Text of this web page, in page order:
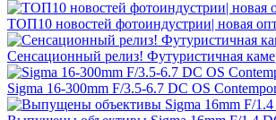
ТОП10 новостей фотоиндустрии| новая
Сенсационный релиз! Футуристичная
Sigma 16-300mm F/3.5-6.7 DC OS